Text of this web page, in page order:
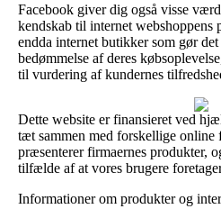
Facebook giver dig også visse
kendskab til internet
endda internet butikker som gør
bedømmelse af deres
til vurdering af kundernes
Dette website er finansieret ved
tæt sammen med forskellige online
præsenterer firmaernes produkter,
tilfælde af at vores brugere
Informationer om produkter og